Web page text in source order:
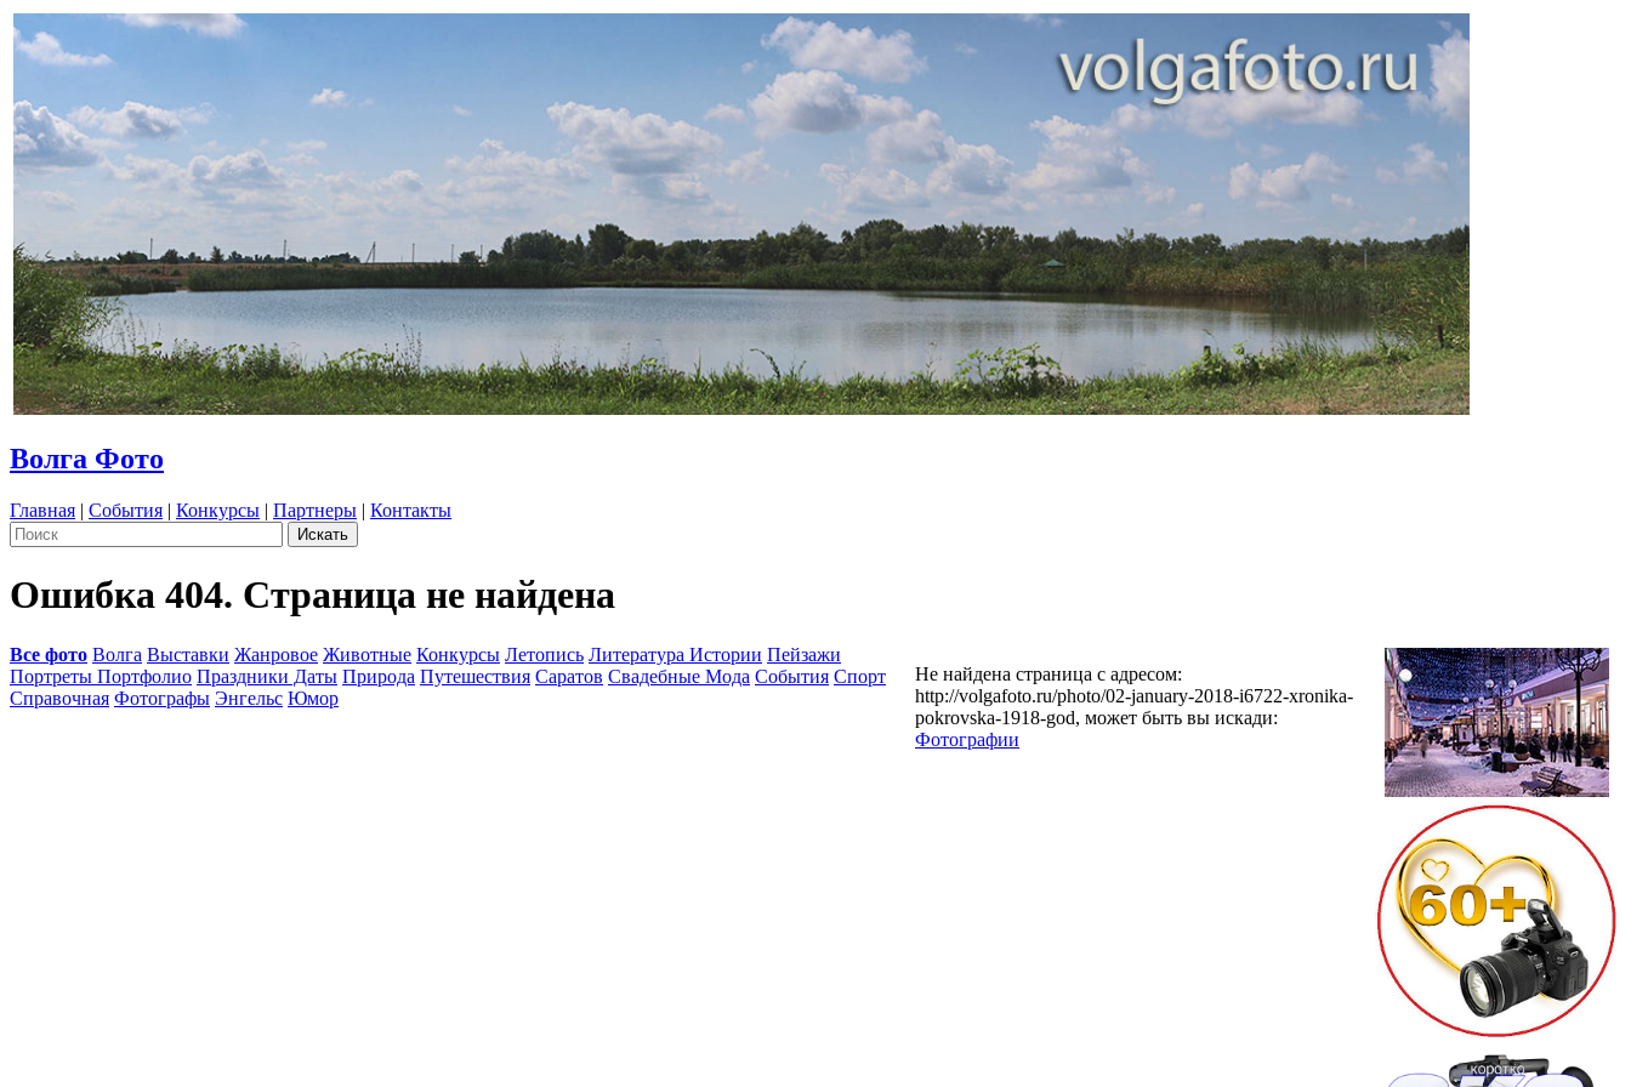
Волга Фото
Главная | События | Конкурсы | Партнеры | Контакты
Ошибка 404. Страница не найдена
Все фото Волга Выставки Жанровое Животные Конкурсы Летопись Литература Истории Пейзажи
Портреты Портфолио Праздники Даты Природа Путешествия Саратов Свадебные Мода События Спорт
Справочная Фотографы Энгельс Юмор
Не найдена страница с адресом:
http://volgafoto.ru/photo/02-january-2018-i6722-xronika-
pokrovska-1918-god, может быть вы искади:
Фотографии